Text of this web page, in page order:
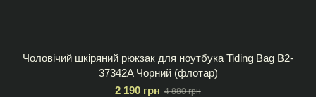
Чоловічий шкіряний рюкзак для ноутбука Tiding Bag B2-
37342A Чорний (флотар)
2 190 грн 4 880 грн